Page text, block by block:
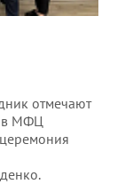
отмечают
в МФЦ